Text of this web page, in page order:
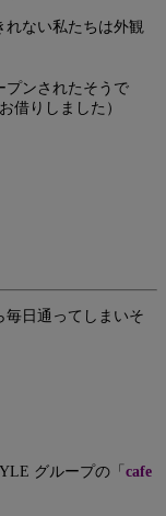
れない私たちは外観
プンされたそうで
借りしました）
毎日通ってしまいそ
グループの「 cafe